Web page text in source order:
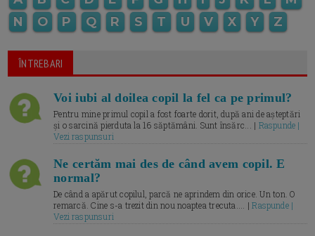
N
O P Q R S T U V X Y Z
ÎNTREBARI
Voi iubi al doilea copil la fel ca pe primul?
Pentru mine primul copil a fost foarte dorit, după ani de așteptări
și o sarcină pierduta la 16 săptămâni. Sunt însărc... | Raspunde |
Vezi raspunsuri
Ne certăm mai des de când avem copil. E
normal?
De când a apărut copilul, parcă ne aprindem din orice. Un ton. O
remarcă. Cine s-a trezit din nou noaptea trecuta.... |Raspunde |
Vezi raspunsuri